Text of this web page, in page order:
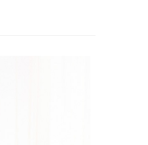
訊中的連結，可透過四大超商
方視為交易完成。
，但若您需要取消訂單，請聯
單仍視為有效，需透過AFTEE
結帳頁面顯示為準，若有關於
疑問，請聯繫「AFTEE先享後
費
費